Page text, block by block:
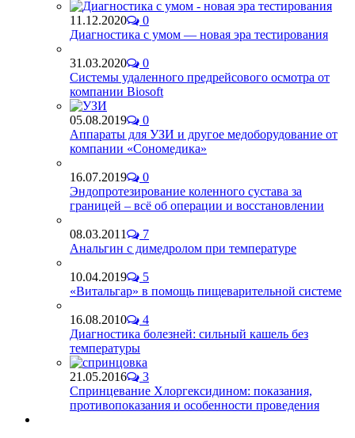
11.12.2020
0
Диагностика с умом — новая эра тестирования
31.03.2020
0
Системы удаленного предрейсового осмотра от
компании Biosoft
05.08.2019
0
Аппараты для УЗИ и другое медоборудование от
компании «Сономедика»
16.07.2019
0
Эндопротезирование коленного сустава за
границей – всё об операции и восстановлении
08.03.2011
7
Анальгин с димедролом при температуре
10.04.2019
5
«Витальгар» в помощь пищеварительной системе
16.08.2010
4
Диагностика болезней: сильный кашель без
температуры
21.05.2016
3
Спринцевание Хлоргексидином: показания,
противопоказания и особенности проведения